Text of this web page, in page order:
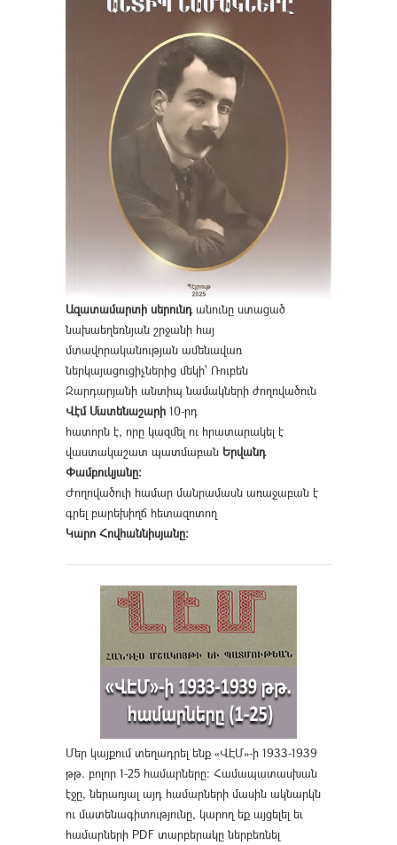
Ազատամարտի սերունդանունը ստացած
նախաեղեռնյան շրջանի հայ
մտավորականության ամենավառ
ներկայացուցիչներից մեկի՝ Ռուբեն
Զարդարյանի անտիպ նամակների ժողովածուն
Վէմ Մատենաշարի 10-րդ
հատորն է, որը կազմել ու հրատարակել է
վաստակաշատ պատմաբան Երվանդ
Փամբուկյանը։
Ժողովածուի համար մանրամասն առաջաբան է
գրել բարեխիղճ հետազոտող
Կարո Հովհաննիսյանը։
Մեր կայքում տեղադրել ենք «ՎԷՄ»-ի 1933-1939
թթ. բոլոր 1-25 համարները։ Համապատասխան
էջը, ներառյալ այդ համարների մասին ակնարկն
ու մատենագիտությունը, կարող եք այցելել եւ
համարների PDF տարբերակը ներբեռնել